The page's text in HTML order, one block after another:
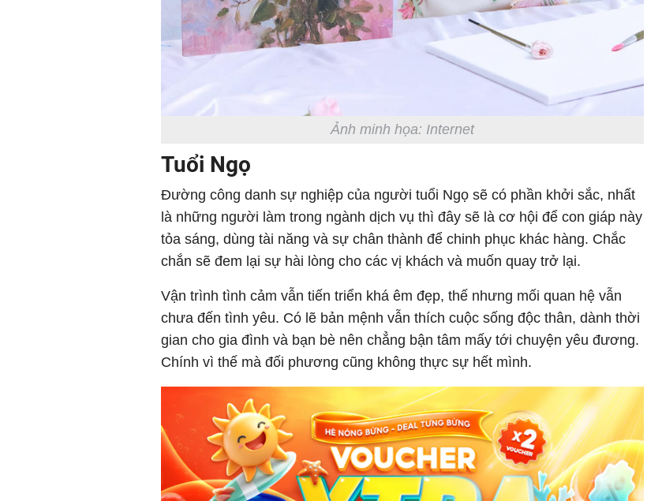
Ảnh minh họa: Internet
Tuổi Ngọ
Đường công danh sự nghiệp của người tuổi Ngọ sẽ có phần khởi sắc, nhất
là những người làm trong ngành dịch vụ thì đây sẽ là cơ hội để con giáp này
tỏa sáng, dùng tài năng và sự chân thành để chinh phục khác hàng. Chắc
chắn sẽ đem lại sự hài lòng cho các vị khách và muốn quay trở lại.
Vận trình tình cảm vẫn tiến triển khá êm đẹp, thế nhưng mối quan hệ vẫn
chưa đến tình yêu. Có lẽ bản mệnh vẫn thích cuộc sống độc thân, dành thời
gian cho gia đình và bạn bè nên chẳng bận tâm mấy tới chuyện yêu đương.
Chính vì thế mà đối phương cũng không thực sự hết mình.